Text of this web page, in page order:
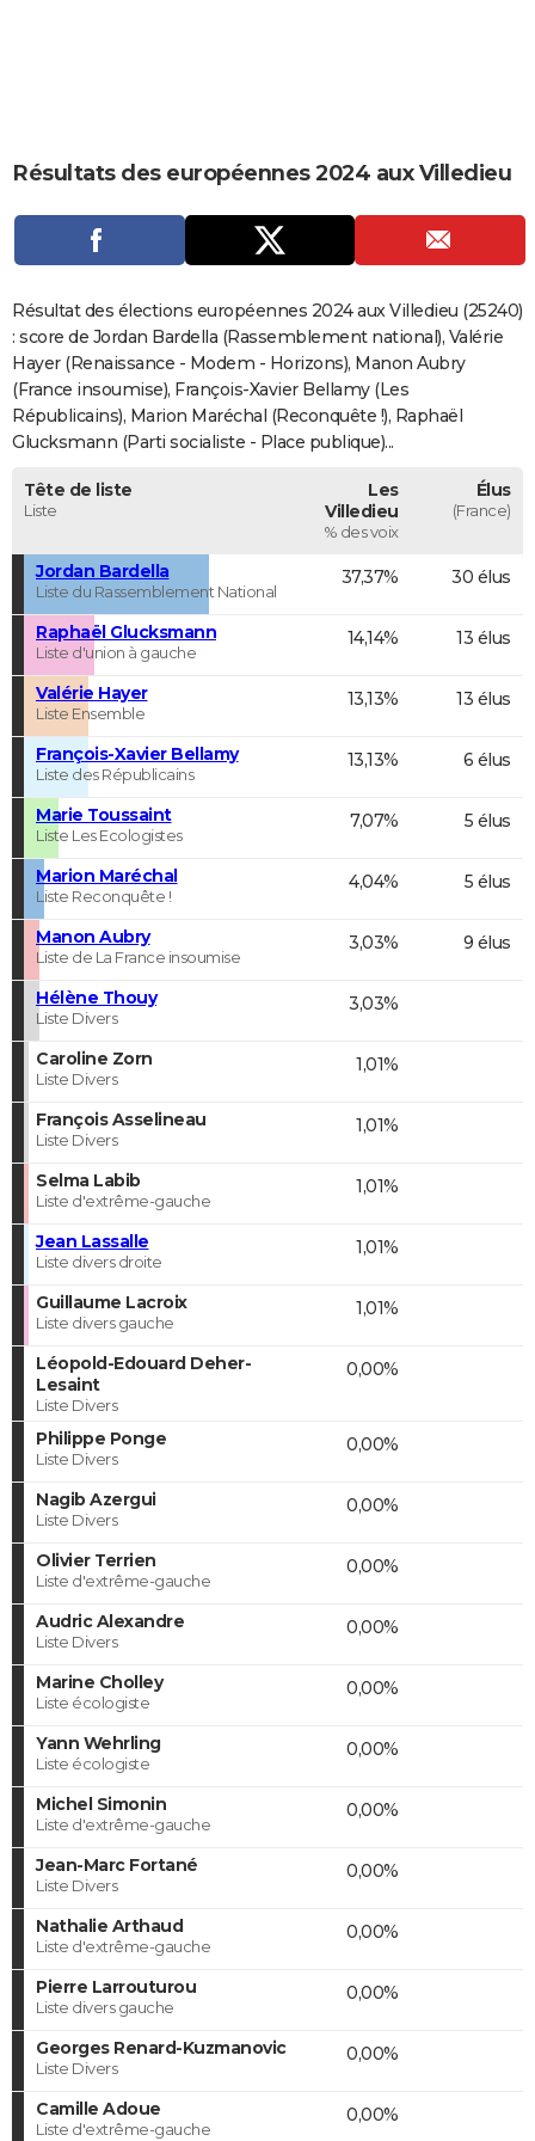
CARTE DE VOEUX
Carte de Noël
Carte Bonne année
Carte Saint-Valentin
Carte Pâques
Carte d'anniversaire
DICTIONNAIRE
Dictionnaire
Biographies
Citations
Expressions
Proverbes
PROGRAMME TV
COPAINS D'AVANT
S'inscrire
Se connecter
Lycées
Collèges
Primaires
Universités
Entreprises
Service militaire
Avis de recherche
AVIS DE DÉCÈS
FORUM
Résultats des européennes 2024 aux Villedieu
Résultat des élections européennes 2024 aux Villedieu (25240)
: score de Jordan Bardella (Rassemblement national), Valérie
Hayer (Renaissance - Modem - Horizons), Manon Aubry
(France insoumise), François-Xavier Bellamy (Les
Républicains), Marion Maréchal (Reconquête !), Raphaël
Glucksmann (Parti socialiste - Place publique)...
Tête de liste
Liste
Les
Villedieu
% des voix
Élus
(France)
Jordan Bardella
Liste du Rassemblement National
37,37% 30 élus
Raphaël Glucksmann
Liste d'union à gauche
14,14% 13 élus
Valérie Hayer
Liste Ensemble
13,13% 13 élus
François-Xavier Bellamy
Liste des Républicains
13,13% 6 élus
Marie Toussaint
Liste Les Ecologistes
7,07% 5 élus
Marion Maréchal
Liste Reconquête !
4,04% 5 élus
Manon Aubry
Liste de La France insoumise
3,03% 9 élus
Hélène Thouy
Liste Divers
3,03%
Caroline Zorn
Liste Divers
1,01%
François Asselineau
Liste Divers
1,01%
Selma Labib
Liste d'extrême-gauche
1,01%
Jean Lassalle
Liste divers droite
1,01%
Guillaume Lacroix
Liste divers gauche
1,01%
Léopold-Edouard Deher-
Lesaint
Liste Divers
0,00%
Philippe Ponge
Liste Divers
0,00%
Nagib Azergui
Liste Divers
0,00%
Olivier Terrien
Liste d'extrême-gauche
0,00%
Audric Alexandre
Liste Divers
0,00%
Marine Cholley
Liste écologiste
0,00%
Yann Wehrling
Liste écologiste
0,00%
Michel Simonin
Liste d'extrême-gauche
0,00%
Jean-Marc Fortané
Liste Divers
0,00%
Nathalie Arthaud
Liste d'extrême-gauche
0,00%
Pierre Larrouturou
Liste divers gauche
0,00%
Georges Renard-Kuzmanovic
Liste Divers
0,00%
Camille Adoue
Liste d'extrême-gauche
0,00%